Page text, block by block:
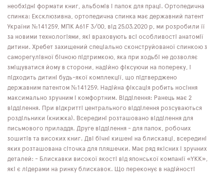
необхідні формати книг, альбомів і папок для праці. Ортопедична
спинка: Ексклюзивна, ортопедична спинка має державний патент
України №141259, МПК А61F 3/00, від 25.03.2020 р, ми розробили її
за новими технологіями, які враховують всі особливості анатомії
дитини. Хребет захищений спеціально сконструйованої спинкою з
саморегулівної бічною підтримкою, яка при ходьбі не дозволяє
зміщуватися йому в сторони, надійно фіксуючи на попереку, і
підходить дитині будь-якої комплекції, що підтверджено
державним патентом №141259. Надійна фіксація робить носіння
максимально зручним і комфортним. Відділення: Ранець має 2
відділення. При відкритті центрального відділення розсуваються
роздільники (книжка). Всередині розташовано відділення для
письмового приладдя. Друге відділення - для папок, робочих
зошитів та високих книг. Дві бічні кишені на блискавці, всередині
яких розташована сіточка для пляшечки. Має ряд якісних і зручних
деталей: - Блискавки високої якості від японської компанії «YKK»,
які є лідерами на ринку блискавок. Що переконує в надійності